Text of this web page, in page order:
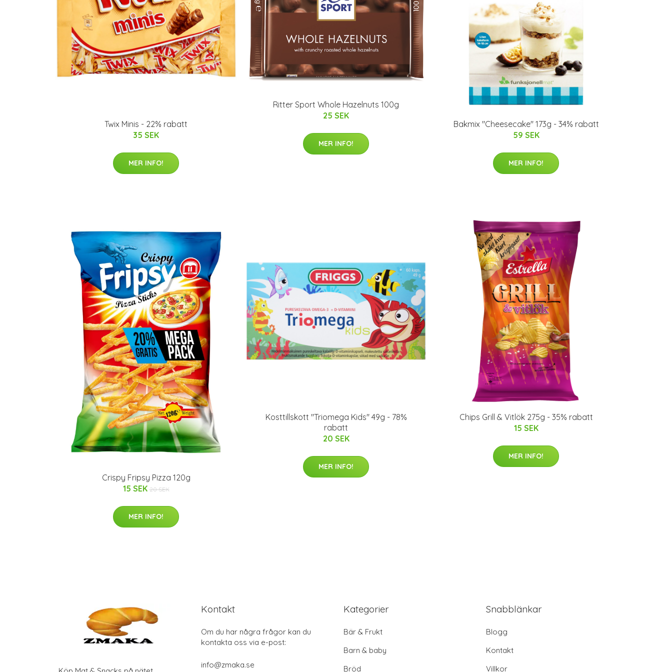
Twix Minis - 22% rabatt
35 SEK
MER INFO!
Ritter Sport Whole Hazelnuts 100g
25 SEK
MER INFO!
Bakmix "Cheesecake" 173g - 34% rabatt
59 SEK
MER INFO!
Crispy Fripsy Pizza 120g
15 SEK 20 SEK
MER INFO!
Kosttillskott "Triomega Kids" 49g - 78%
rabatt
20 SEK
MER INFO!
Chips Grill & Vitlök 275g - 35% rabatt
15 SEK
MER INFO!
Kontakt
Om du har några frågor kan du
kontakta oss via e-post:
info@zmaka.se
Kategorier
Bär & Frukt
Barn & baby
Bröd
Snabblänkar
Blogg
Kontakt
Villkor